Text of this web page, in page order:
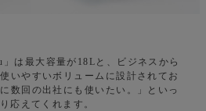
」は最大容量が18Lと、ビジネスから
いやすいボリュームに設計されてお
数回の出社にも使いたい。」といっ
応えてくれます。